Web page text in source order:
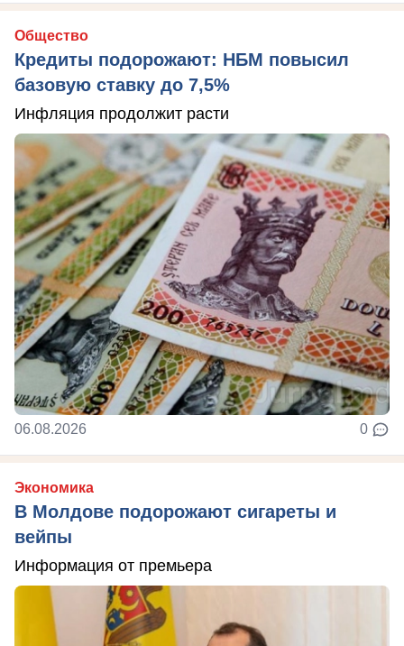
Общество
Кредиты подорожают: НБМ повысил
базовую ставку до 7,5%
Инфляция продолжит расти
06.08.2026 0
Экономика
В Молдове подорожают сигареты и
вейпы
Информация от премьера